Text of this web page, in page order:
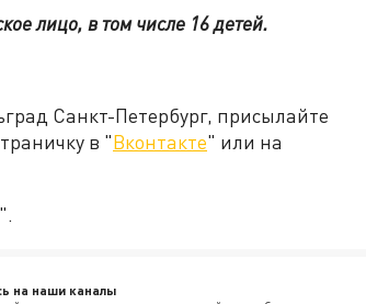
лицо, в том числе 16 детей.
Санкт-Петербург, присылайте
в "Вконтакте" или на
".
на наши каналы